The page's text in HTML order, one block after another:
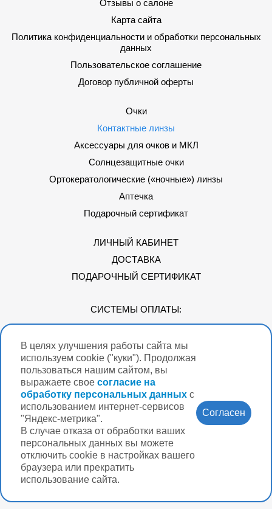
В целях улучшения работы сайта мы
используем cookie ("куки"). Продолжая
пользоваться нашим сайтом, вы
выражаете свое согласие на
обработку персональных данных с
использованием интернет-сервисов
"Яндекс-метрика".
В случае отказа от обработки ваших
персональных данных вы можете
отключить cookie в настройках вашего
браузера или прекратить
использование сайта.
Согласен
Отзывы о салоне
Карта сайта
Политика конфиденциальности и обработки персональных
данных
Пользовательское соглашение
Договор публичной оферты
Очки
Контактные линзы
Аксессуары для очков и МКЛ
Солнцезащитные очки
Ортокератологические («ночные») линзы
Аптечка
Подарочный сертификат
ЛИЧНЫЙ КАБИНЕТ
ДОСТАВКА
ПОДАРОЧНЫЙ СЕРТИФИКАТ
СИСТЕМЫ ОПЛАТЫ:
Мы в соцсетях
Версия для
Нужна помощь?
Разработка интернет-магазина Вебформат